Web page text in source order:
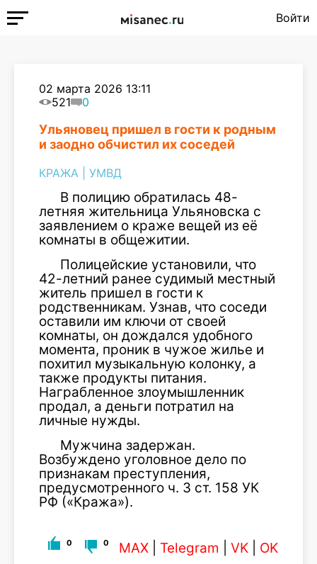
Войти
02 марта 2026 13:11
521
0
Ульяновец пришел в гости к родным
и заодно обчистил их соседей
КРАЖА УМВД
В полицию обратилась 48-
летняя жительница Ульяновска с
заявлением о краже вещей из её
комнаты в общежитии.
Полицейские установили, что
42-летний ранее судимый местный
житель пришел в гости к
родственникам. Узнав, что соседи
оставили им ключи от своей
комнаты, он дождался удобного
момента, проник в чужое жилье и
похитил музыкальную колонку, а
также продукты питания.
Награбленное злоумышленник
продал, а деньги потратил на
личные нужды.
Мужчина задержан.
Возбуждено уголовное дело по
признакам преступления,
предусмотренного ч. 3 ст. 158 УК
РФ («Кража»).
0 0 MAX Telegram VK OK